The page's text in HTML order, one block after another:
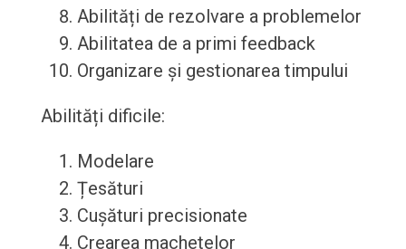
Abilități de rezolvare a problemelor
Abilitatea de a primi feedback
Organizare și gestionarea timpului
Abilități dificile:
Modelare
Țesături
Cușături precisionate
Crearea machetelor